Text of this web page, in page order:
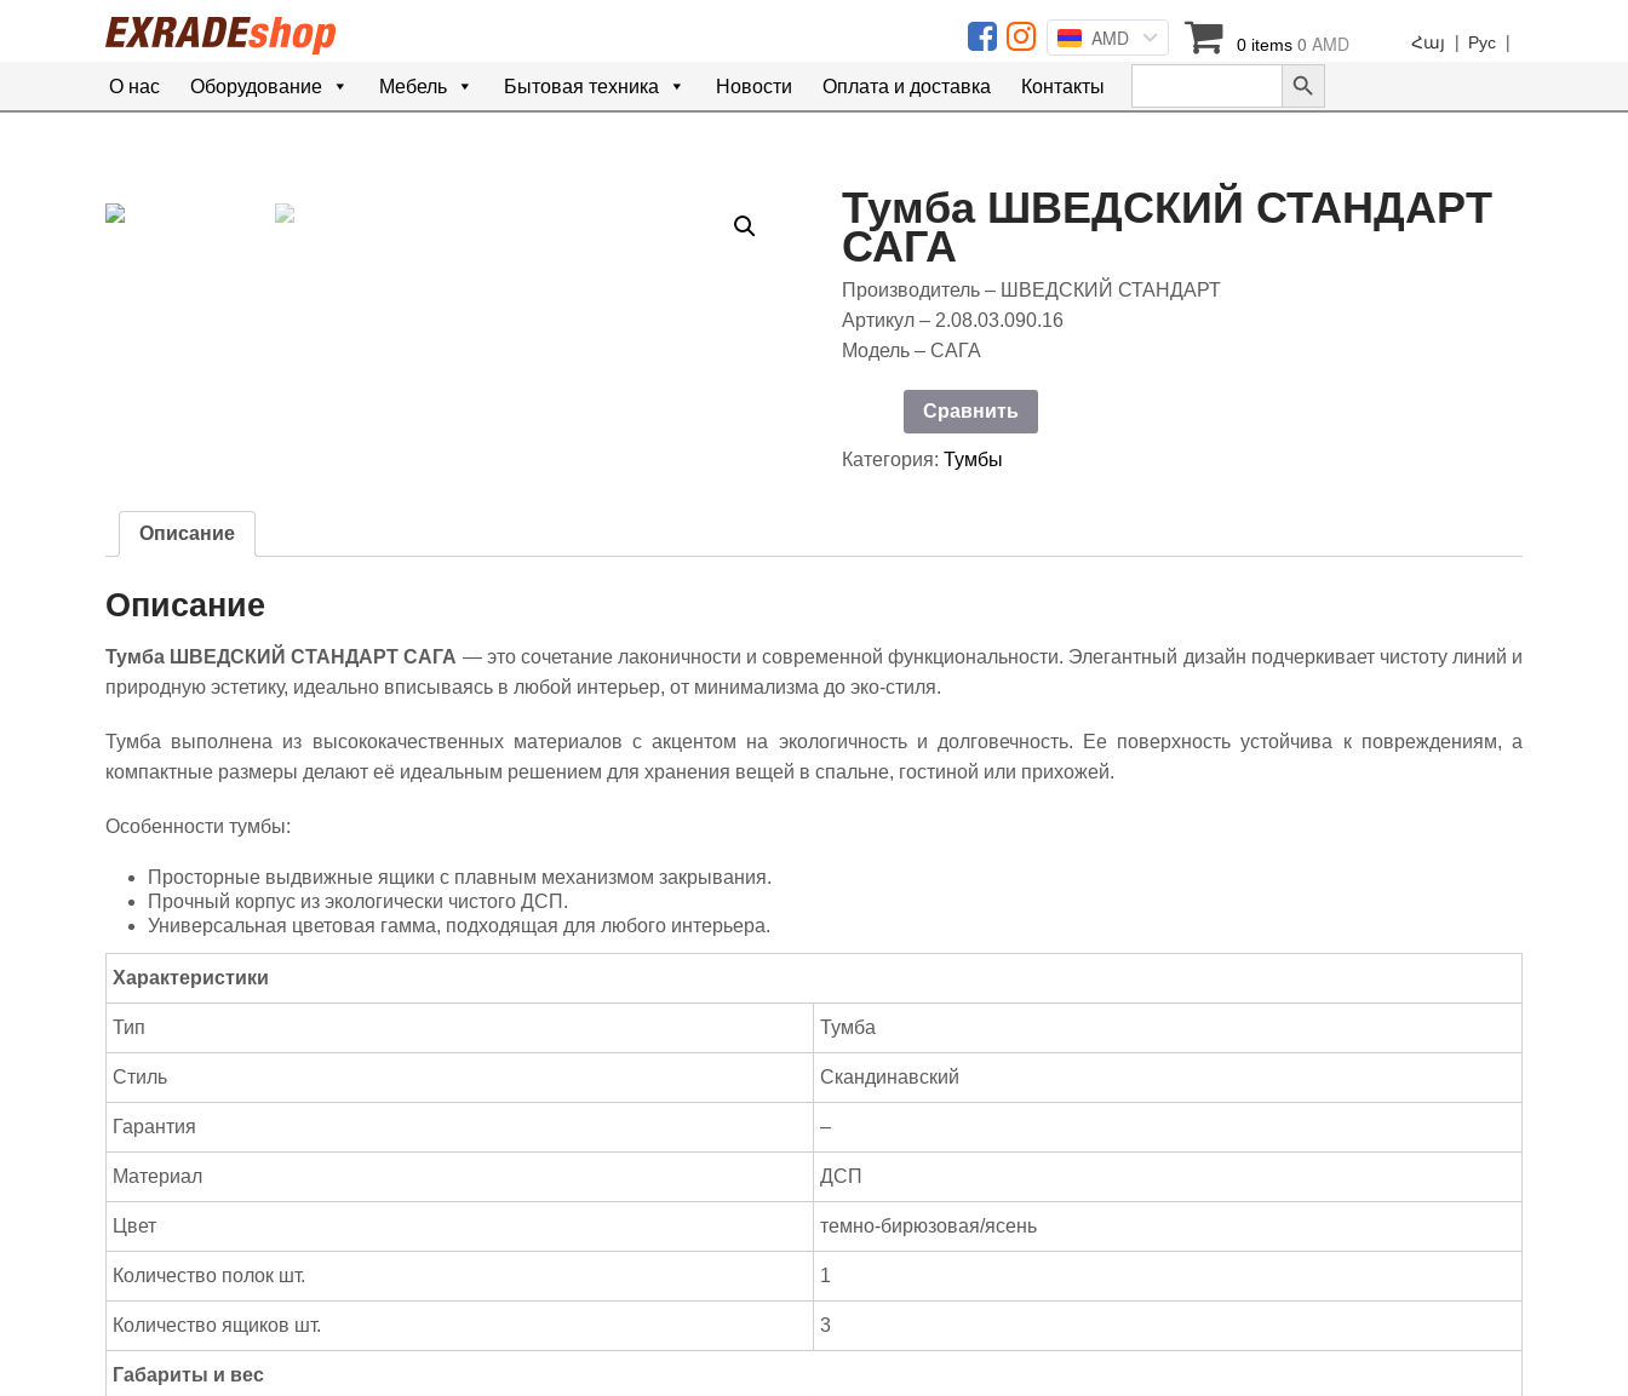
AMD 0 items 0 AMD Рус |
Հայ |
Search
Search Button
О нас Оборудование Мебель Бытовая техника Новости Оплата и доставка Контакты
Тумба ШВЕДСКИЙ СТАНДАРТ
САГА
Производитель – ШВЕДСКИЙ СТАНДАРТ
Артикул – 2.08.03.090.16
Модель – САГА
Сравнить
Категория:Тумбы
Описание
Описание
Тумба ШВЕДСКИЙ СТАНДАРТ САГА — это сочетание лаконичности и современной функциональности. Элегантный дизайн подчеркивает чистоту линий и
природную эстетику, идеально вписываясь в любой интерьер, от минимализма до эко-стиля.
Тумба выполнена из высококачественных материалов с акцентом на экологичность и долговечность. Ее поверхность устойчива к повреждениям, а
компактные размеры делают её идеальным решением для хранения вещей в спальне, гостиной или прихожей.
Особенности тумбы:
Просторные выдвижные ящики с плавным механизмом закрывания.
Прочный корпус из экологически чистого ДСП.
Универсальная цветовая гамма, подходящая для любого интерьера.
Характеристики
Тип Тумба
Стиль Скандинавский
Гарантия –
Материал ДСП
Цвет темно-бирюзовая/ясень
Количество полок шт. 1
Количество ящиков шт. 3
Габариты и вес